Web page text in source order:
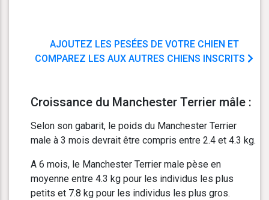
AJOUTEZ LES PESÉES DE VOTRE CHIEN ET
COMPAREZ LES AUX AUTRES CHIENS INSCRITS
Croissance du Manchester Terrier mâle :
Selon son gabarit, le poids du Manchester Terrier
male à 3 mois devrait être compris entre 2.4 et 4.3 kg.
A 6 mois, le Manchester Terrier male pèse en
moyenne entre 4.3 kg pour les individus les plus
petits et 7.8 kg pour les individus les plus gros.